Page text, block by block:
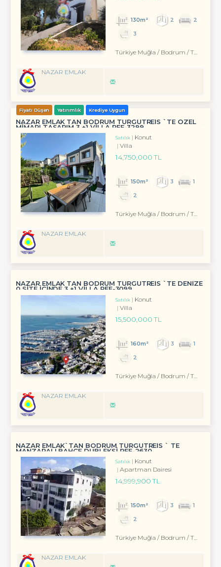
130m² 2
2
3
Türkiye Muğla / Bodrum / Turgutreis
NAZAR EMLAK
Fiyatı Düşen Yatırımlık Krediye Uygun
NAZAR EMLAK TAN BODRUM TURGUTREİS `TE ÖZEL
MİMARI TASARIM 3 +1 VİLLA REF-3299 ...
Satılık
Konut
Villa
14,750,000 TL
150m² 3
1
2
Türkiye Muğla / Bodrum / Turgutreis
NAZAR EMLAK
NAZAR EMLAK TAN BODRUM TURGUTREİS `TE DENİZE
0 SİTE İÇİNDE 3 +1 VİLLA REF-3099
Satılık
Konut
Villa
15,500,000 TL
160m² 3
1
2
Türkiye Muğla / Bodrum / Turgutreis
NAZAR EMLAK
NAZAR EMLAK`TAN BODRUM TURGUTREİS ` TE
MANZARALI BAHÇE DUBLEKSİ REF-2630
Satılık
Konut
Apartman Dairesi
14,999,900 TL
150m² 3
1
2
Türkiye Muğla / Bodrum / Turgutreis
NAZAR EMLAK